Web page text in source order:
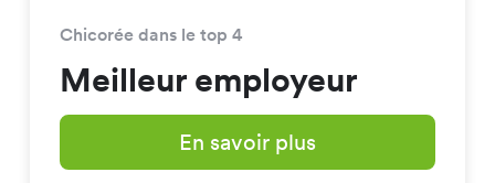
Chicorée dans le top 4
Meilleur employeur
En savoir plus